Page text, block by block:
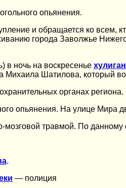
опьянения.
и обращается ко
города Заволжье
в ночь на воскресенье
Михаила Шатилова, который
органах региона.
опьянения. На улице Мира
мозговой травмой. По данному
.
— полиция